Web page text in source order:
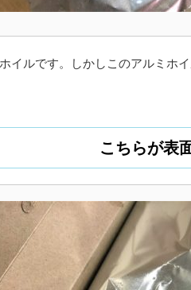
イルです。しかしこのアルミホ
こちらが表